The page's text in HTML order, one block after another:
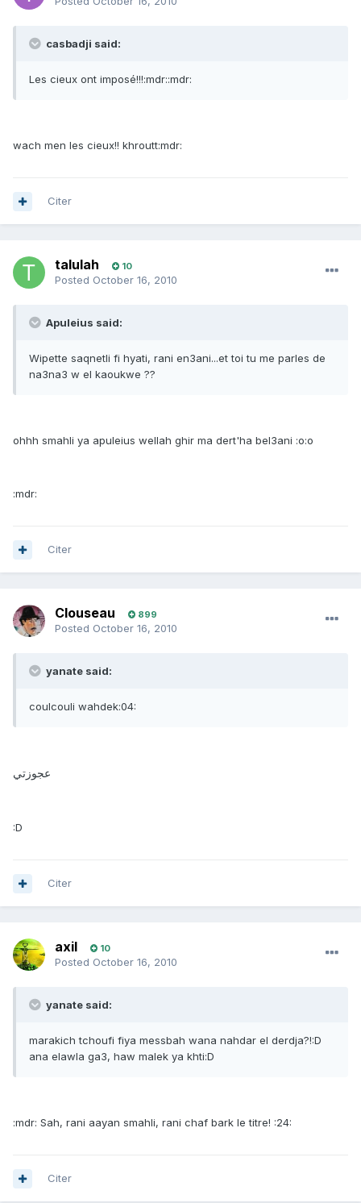
casbadji said:
Les cieux ont imposé!!!:mdr::mdr:
wach men les cieux!! khroutt:mdr:
Citer
talulah 10
Posted October 16, 2010
Apuleius said:
Wipette saqnetli fi hyati, rani en3ani...et toi tu me parles de
na3na3 w el kaoukwe ??
ohhh smahli ya apuleius wellah ghir ma dert'ha bel3ani :o:o
:mdr:
Citer
Clouseau 899
Posted October 16, 2010
yanate said:
coulcouli wahdek:04:
عجوزتي
:D
Citer
axil 10
Posted October 16, 2010
yanate said:
marakich tchoufi fiya messbah wana nahdar el derdja?!:D
ana elawla ga3, haw malek ya khti:D
:mdr: Sah, rani aayan smahli, rani chaf bark le titre! :24:
Citer